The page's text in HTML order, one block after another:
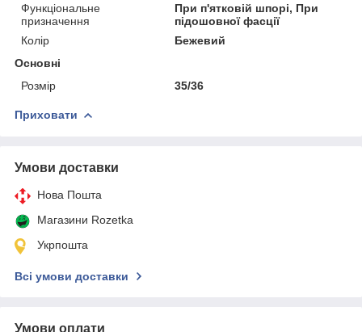
Функціональне
призначення
При п'ятковій шпорі, При
підошовної фасції
Колір
Бежевий
Основні
Розмір
35/36
Приховати
Умови доставки
Нова Пошта
Магазини Rozetka
Укрпошта
Всі умови доставки
Умови оплати